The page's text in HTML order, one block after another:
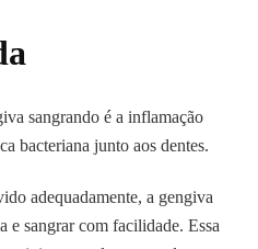
sangrando é a inflamação
bacteriana junto aos dentes.
adequadamente, a gengiva
e sangrar com facilidade. Essa